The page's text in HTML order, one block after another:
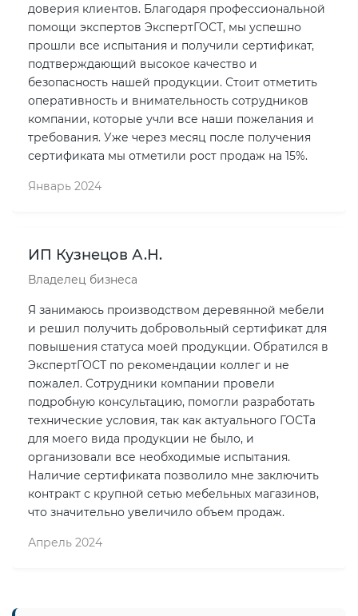
доверия клиентов. Благодаря профессиональной
помощи экспертов ЭкспертГОСТ, мы успешно
прошли все испытания и получили сертификат,
подтверждающий высокое качество и
безопасность нашей продукции. Стоит отметить
оперативность и внимательность сотрудников
компании, которые учли все наши пожелания и
требования. Уже через месяц после получения
сертификата мы отметили рост продаж на 15%.
Январь 2024
ИП Кузнецов А.Н.
Владелец бизнеса
Я занимаюсь производством деревянной мебели
и решил получить добровольный сертификат для
повышения статуса моей продукции. Обратился в
ЭкспертГОСТ по рекомендации коллег и не
пожалел. Сотрудники компании провели
подробную консультацию, помогли разработать
технические условия, так как актуального ГОСТа
для моего вида продукции не было, и
организовали все необходимые испытания.
Наличие сертификата позволило мне заключить
контракт с крупной сетью мебельных магазинов,
что значительно увеличило объем продаж.
Апрель 2024